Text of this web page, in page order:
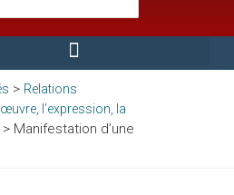
> Relations
l’expression, la
> Manifestation d’une